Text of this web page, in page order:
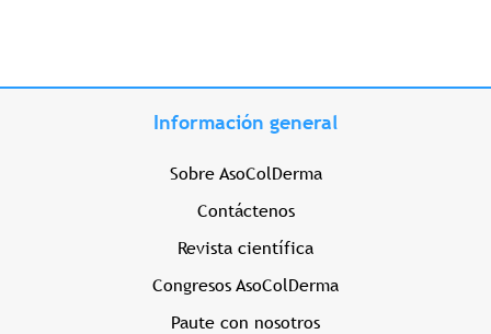
Información general
Sobre AsoColDerma
Contáctenos
Revista científica
Congresos AsoColDerma
Paute con nosotros